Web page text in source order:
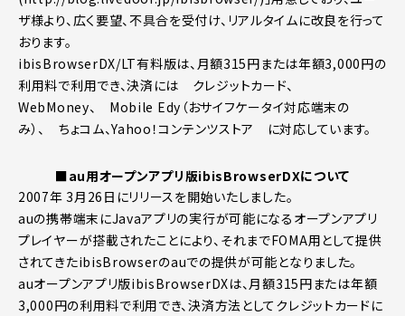
ザ様より、広く要望、不具合を受付け、リアルタイムに改良を行って
おります。
ibisBrowserDX/LT有料版は、月額315円または年額3,000円の
利用料で利用でき、決済には クレジットカード、
WebMoney、 Mobile Edy（おサイフケータイ対応端末の
み）、 ちょコム、Yahoo！コンテンツストア に対応しています。
■au用オープンアプリ版ibisBrowserDXについて
2007年 3月26日にリリースを開始いたしました。
auの携帯端末にJavaアプリの実行が可能になるオープンアプリ
プレイヤーが搭載されたことにより、それまでFOMA用として提供
されてきたibisBrowserのauでの提供が可能となりました。
auオープンアプリ版ibisBrowserDXは、月額315円または年額
3,000円の利用料で利用でき、決済方法としてクレジットカードに